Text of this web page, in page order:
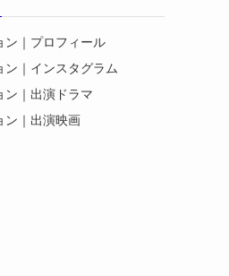
ン｜プロフィール
ン｜インスタグラム
ン｜出演ドラマ
ン｜出演映画